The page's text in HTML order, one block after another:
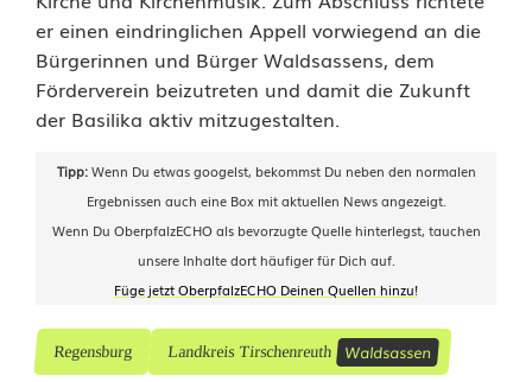
er einen eindringlichen Appell vorwiegend an die
Bürgerinnen und Bürger Waldsassens, dem
Förderverein beizutreten und damit die Zukunft
der Basilika aktiv mitzugestalten.
Tipp:Wenn Du etwas googelst, bekommst Du neben den normalen
Ergebnissen auch eine Box mit aktuellen News angezeigt.
Wenn Du OberpfalzECHO als bevorzugte Quelle hinterlegst, tauchen
unsere Inhalte dort häufiger für Dich auf.
Füge jetzt OberpfalzECHO Deinen Quellen hinzu!
Regensburg Landkreis Tirschenreuth Waldsassen